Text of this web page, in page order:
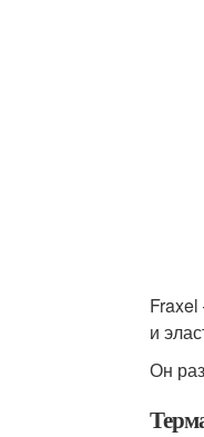
и
Он